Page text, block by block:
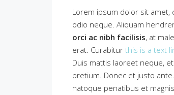
Lorem ipsum dolor sit amet,
odio neque. Aliquam
orci ac nibh facilisis, at
erat. Curabitur this is a text
Duis mattis laoreet neque,
pretium. Donec et justo
natoque penatibus et